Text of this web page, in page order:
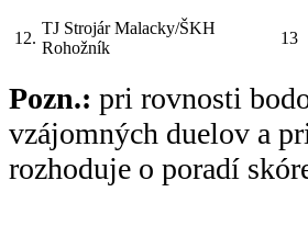
12.
TJ Strojár Malacky/ŠKH
Rohožník
13
Pozn.: pri rovnosti
vzájomných duelov a
rozhoduje o poradí